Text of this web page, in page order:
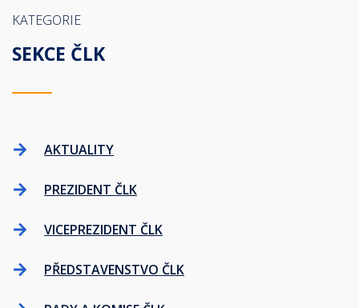
KATEGORIE
SEKCE ČLK
AKTUALITY
PREZIDENT ČLK
VICEPREZIDENT ČLK
PŘEDSTAVENSTVO ČLK